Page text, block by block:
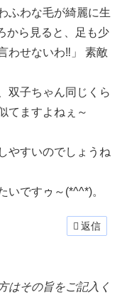
ふわな毛が綺麗に生
から見ると、足も少
わせないわ‼」 素敵
双子ちゃん同じくら
てますよねぇ～
やすいのでしょうね
いですゥ～(*^^*)。
返信
その旨をご記入く